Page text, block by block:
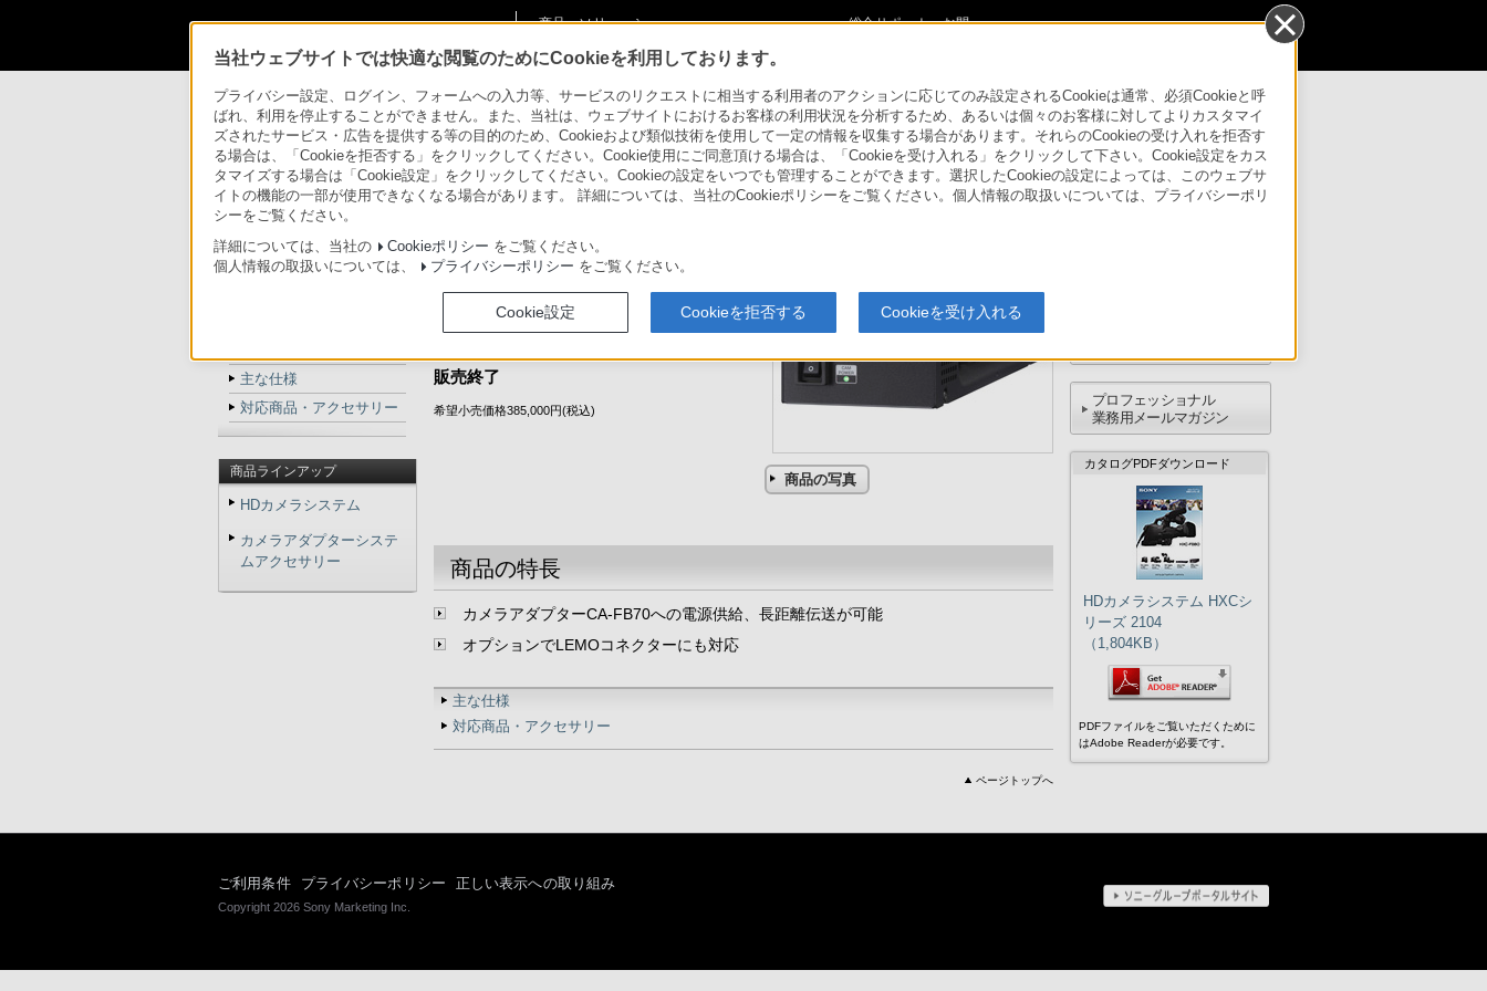
商品・ソリューショ
総合サポート・お問
法人のお客様 システムカメラ HXCE-FB70
システムカメラ サポート・お問い合わせ
トップ 商品一覧 事例一覧
HXCE-FB70
主な仕様
対応商品・アクセサリー
商品ラインアップ
HDカメラシステム
カメラアダプターシステ
ムアクセサリー
カメラアダプターCA-FB70への電源供給が
可能な延長ユニット
電源供給ユニット
HXCE-FB70
販売終了
希望小売価格385,000円(税込)
商品の写真
商品の特長
カメラアダプターCA-FB70への電源供給、長距離伝送が可能
オプションでLEMOコネクターにも対応
主な仕様
対応商品・アクセサリー
ページトップへ
プロフェッショナル
業務用メールマガジン
カタログPDFダウンロード
HDカメラシステム HXCシ
リーズ 2104
（1,804KB）
PDFファイルをご覧いただくために
はAdobe Readerが必要です。
ご利用条件 プライバシーポリシー 正しい表示への取り組み
Copyright 2026 Sony Marketing Inc.
当社ウェブサイトでは快適な閲覧のためにCookieを利用しております。
プライバシー設定、ログイン、フォームへの入力等、サービスのリクエストに相当する利用者のアクションに応じてのみ設定されるCookieは通常、必須Cookieと呼
ばれ、利用を停止することができません。また、当社は、ウェブサイトにおけるお客様の利用状況を分析するため、あるいは個々のお客様に対してよりカスタマイ
ズされたサービス・広告を提供する等の目的のため、Cookieおよび類似技術を使用して一定の情報を収集する場合があります。それらのCookieの受け入れを拒否す
る場合は、「Cookieを拒否する」をクリックしてください。Cookie使用にご同意頂ける場合は、「Cookieを受け入れる」をクリックして下さい。Cookie設定をカス
タマイズする場合は「Cookie設定」をクリックしてください。Cookieの設定をいつでも管理することができます。選択したCookieの設定によっては、このウェブサ
イトの機能の一部が使用できなくなる場合があります。 詳細については、当社のCookieポリシーをご覧ください。個人情報の取扱いについては、プライバシーポリ
シーをご覧ください。
詳細については、当社の Cookieポリシー をご覧ください。
個人情報の取扱いについては、
プライバシーポリシー をご覧ください。
Cookie設定 Cookieを拒否する Cookieを受け入れる